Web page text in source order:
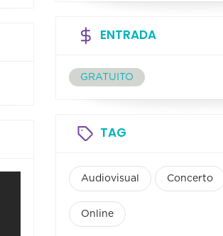
ENTRADA
GRATUITO
TAG
Audiovisual Concerto
Online